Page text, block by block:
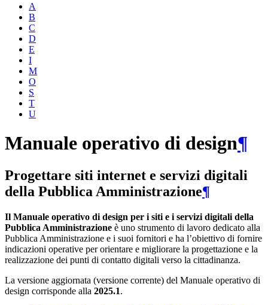
A
B
C
D
E
I
M
O
S
T
U
Manuale operativo di design¶
Progettare siti internet e servizi digitali
della Pubblica Amministrazione¶
Il Manuale operativo di design per i siti e i servizi digitali della
Pubblica Amministrazione è uno strumento di lavoro dedicato alla
Pubblica Amministrazione e i suoi fornitori e ha l’obiettivo di fornire
indicazioni operative per orientare e migliorare la progettazione e la
realizzazione dei punti di contatto digitali verso la cittadinanza.
La versione aggiornata (versione corrente) del Manuale operativo di
design corrisponde alla 2025.1.